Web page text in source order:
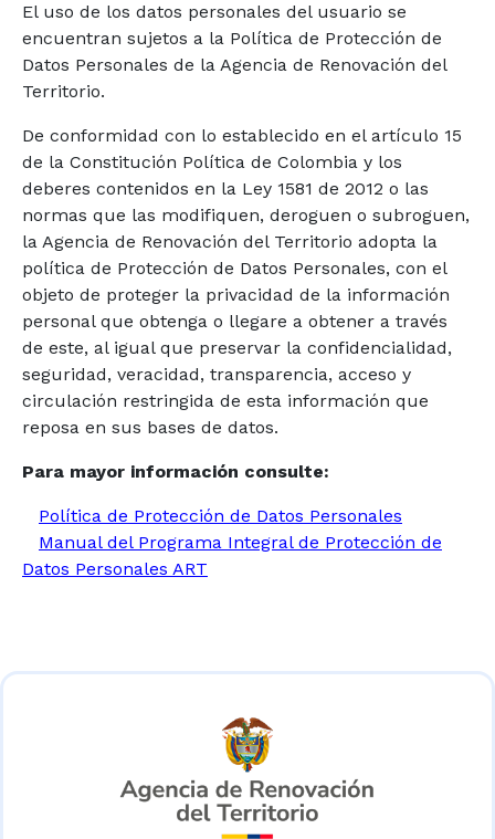
El uso de los datos personales del usuario se
encuentran sujetos a la Política de Protección de
Datos Personales de la Agencia de Renovación del
Territorio.
De conformidad con lo establecido en el artículo 15
de la Constitución Política de Colombia y los
deberes contenidos en la Ley 1581 de 2012 o las
normas que las modifiquen, deroguen o subroguen,
la Agencia de Renovación del Territorio adopta la
política de Protección de Datos Personales, con el
objeto de proteger la privacidad de la información
personal que obtenga o llegare a obtener a través
de este, al igual que preservar la confidencialidad,
seguridad, veracidad, transparencia, acceso y
circulación restringida de esta información que
reposa en sus bases de datos.
Para mayor información consulte:
Política de Protección de Datos Personales
Manual del Programa Integral de Protección de
Datos Personales ART